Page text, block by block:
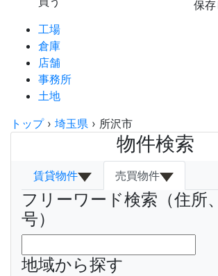
工場
倉庫
店舗
事務所
土地
保
トップ› 埼玉県 › 所沢市
物件検索
賃貸物件 売買物件
フリーワード検索（住所
号）
地域から探す